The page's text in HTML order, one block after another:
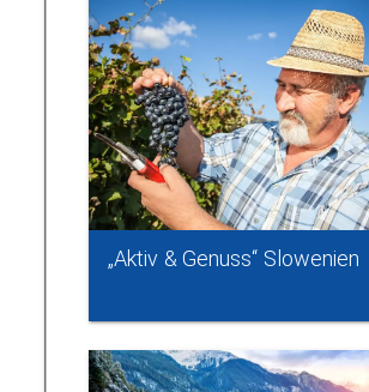
„Aktiv & Genuss“ Slowenien